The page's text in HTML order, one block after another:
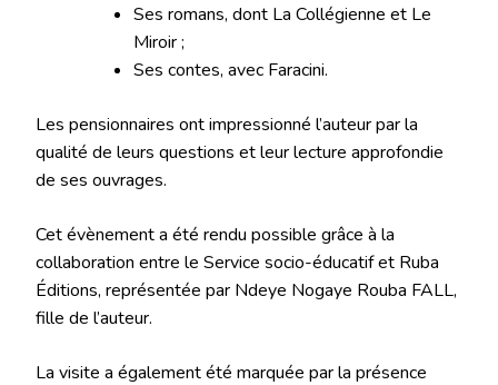
Ses romans, dont La Collégienne et Le
Miroir ;
Ses contes, avec Faracini.
Les pensionnaires ont impressionné l’auteur par la
qualité de leurs questions et leur lecture approfondie
de ses ouvrages.
Cet évènement a été rendu possible grâce à la
collaboration entre le Service socio-éducatif et Ruba
Éditions, représentée par Ndeye Nogaye Rouba FALL,
fille de l’auteur.
La visite a également été marquée par la présence